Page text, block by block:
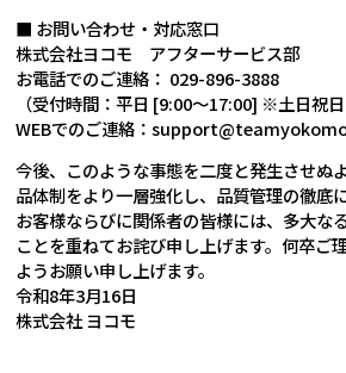
■ お問い合わせ・対応窓口
株式会社ヨコモ アフターサービス部
お電話でのご連絡： 029-896-3888
（受付時間：平日 [9:00〜17:00] ※土日祝日
WEBでのご連絡：
今後、このような事態を二度と発生させぬ
品体制をより一層強化し、品質管理の徹底
お客様ならびに関係者の皆様には、多大な
ことを重ねてお詫び申し上げます。何卒ご
ようお願い申し上げます。
令和8年3月16日
株式会社 ヨコモ